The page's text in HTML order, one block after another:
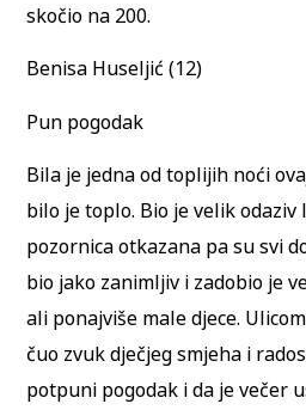
skočio na 200.
Benisa Huseljić (12)
Pun pogodak
Bila je jedna od toplijih noći
bilo je toplo. Bio je velik
pozornica otkazana pa su svi
bio jako zanimljiv i zadobio je
ali ponajviše male djece.
čuo zvuk dječjeg smjeha i
potpuni pogodak i da je večer